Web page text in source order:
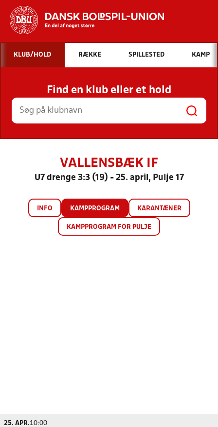
Hvad vil du søge efter?
INDHOLD OG NYHEDER
STILLINGER, RESULTATER, KLUBBER OG
HOLD
KLUB/HOLD RÆKKE SPILLESTED KAMP
Find en klub eller et hold
VALLENSBÆK IF
U7 drenge 3:3 (19) - 25. april, Pulje 17
INFO KAMPPROGRAM KARANTÆNER
KAMPPROGRAM FOR PULJE
25. APR.10:00